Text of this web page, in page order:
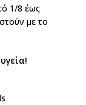
1/8 έως
με το